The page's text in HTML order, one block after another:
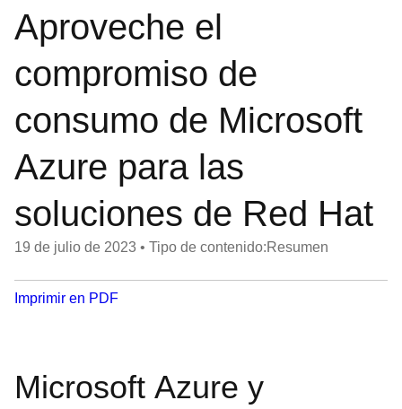
Aproveche el
compromiso de
consumo de Microsoft
Azure para las
soluciones de Red Hat
19 de julio de 2023 • Tipo de contenido:Resumen
Imprimir en PDF
Microsoft Azure y